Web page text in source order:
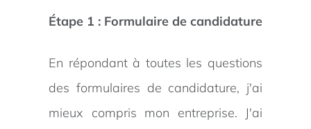
Étape 1 : Formulaire de candidature
En répondant à toutes les questions
des formulaires de candidature, j'ai
mieux compris mon entreprise. J'ai